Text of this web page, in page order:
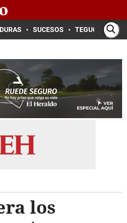
SUCESOS TEGUCIGALPA
los